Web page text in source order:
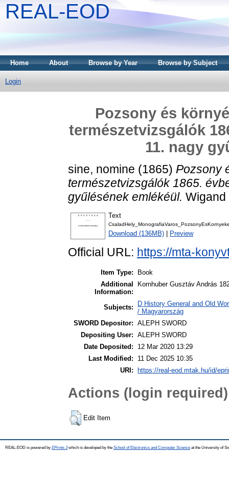
REAL-EOD
Home About Browse by Year Browse by Subject
Login
Pozsony és
természetvizsgálók
11. nagy
sine, nomine (1865) Pozsony
természetvizsgálók 1865.
gyűlésének emlékéül. Wigand
Text
Download (136MB) Preview
Official URL: https://mta-
Item Type:
Book
Additional
Information:
Kornhuber Gusztáv András
Subjects:
D History General and Old
/ Magyarország
SWORD Depositor: ALEPH SWORD
Depositing User: ALEPH SWORD
Date Deposited:
12 Mar 2020 13:29
Last Modified:
11 Dec 2025 10:35
URI:
https://real-eod.mtak.hu/id/
Actions (login required)
Edit Item
REAL-EOD is powered by EPrints 3which is developed by the School of Electronics and Computer Science at the University of